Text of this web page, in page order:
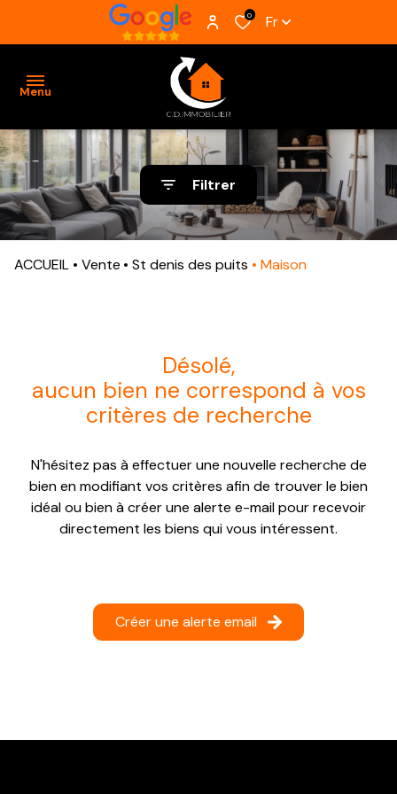
0 Fr
Menu
ACCUEIL
VENTES
BIENS
VENDUS
CONTACT
Filtrer
ACCUEIL Vente St denis des puits Maison
désolé,
aucun bien ne correspond à vos
critères de recherche
N'hésitez pas à effectuer une nouvelle recherche de
bien en modifiant vos critères afin de trouver le bien
idéal ou bien à créer une alerte e-mail pour recevoir
directement les biens qui vous intéressent.
Créer une alerte email